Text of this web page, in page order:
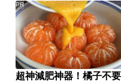
超神減肥神器！橘子不要
PR